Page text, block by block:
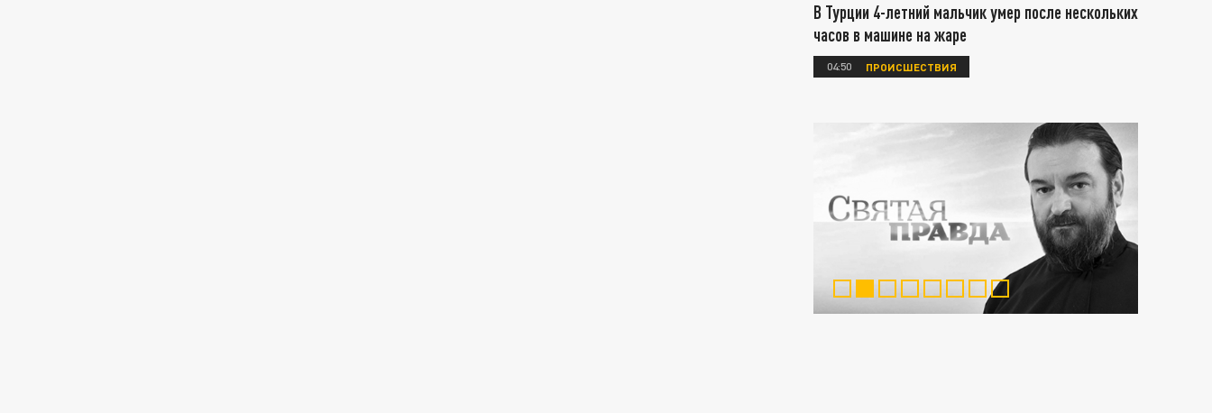
В Турции 4-летний мальчик умер после нескольких
часов в машине на жаре
04:50 ПРОИСШЕСТВИЯ